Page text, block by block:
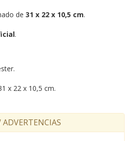
de 31 x 22 x 10,5 cm.
.
x 22 x 10,5 cm.
ADVERTENCIAS